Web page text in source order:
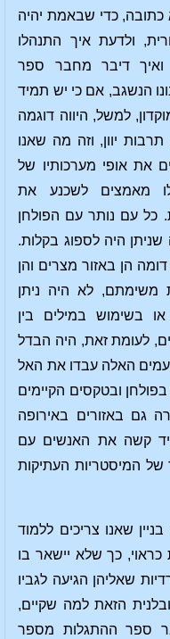
כתובה, כדי שבאמת יהיה
ולדעת איך התנהלו
ואיך דיבר מחבר ספר
הנשגב, אם כי יש תמיד
למשל, היווה דוגמה
יוון, וזה מה שאנו
את אופי מערכותיו של
מאמצים לשכנע את
כל עם נותר עם הפולחן
שניתן היה לספוג בקלות.
הן באזור מצרים והן
משימתם, לא היה ניתן
בשימוש במילים בין
לעומת זאת, היה הבדל
האלה עבדו את האל
ובטקסים הקיימים
גם באזורים באירופה
קשה את האנשים עם
המיסטריות העתיקות
שאנו צריכים ללמוד
כך שלא יישאר בו
שאליהן הגיעה לגביו
הזאת למה שקיים,
ספר ההתגלות מספר